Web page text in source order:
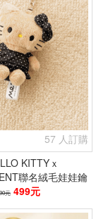
57 人訂購
KITTYｘ
聯名絨毛娃娃鑰
匙圈
元 499元